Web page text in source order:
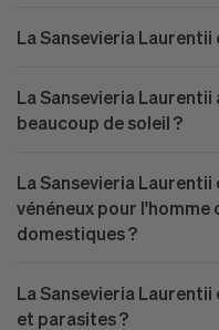
La Sansevieria
La Sansevieria
beaucoup de soleil ?
La Sansevieria
vénéneux pour l'homme
domestiques ?
La Sansevieria
et parasites ?